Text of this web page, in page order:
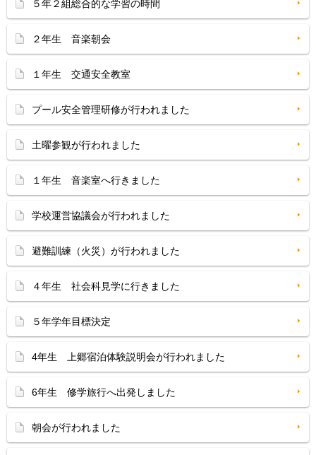
５年２組総合的な学習の時間
２年生 音楽朝会
１年生 交通安全教室
プール安全管理研修が行われました
土曜参観が行われました
１年生 音楽室へ行きました
学校運営協議会が行われました
避難訓練（火災）が行われました
４年生 社会科見学に行きました
５年学年目標決定
4年生 上郷宿泊体験説明会が行われました
6年生 修学旅行へ出発しました
朝会が行われました